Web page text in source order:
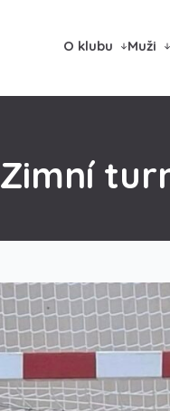
O klubu Muži
Zimní